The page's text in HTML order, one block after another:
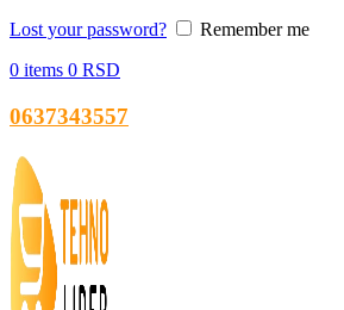
Lost your password?
Remember me
0 items 0 RSD
0637343557